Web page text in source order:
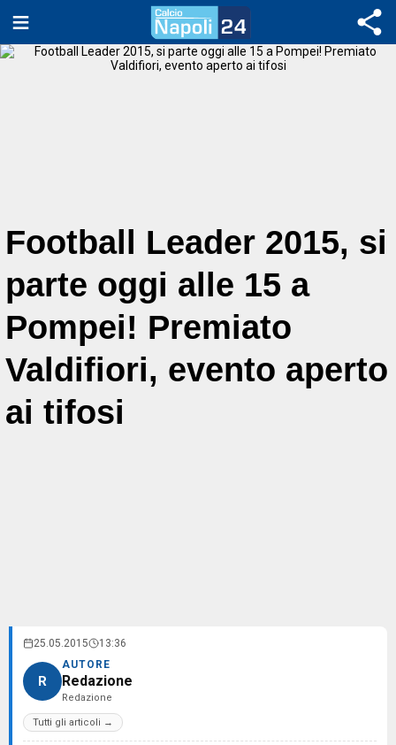
Football Leader 2015, si
parte oggi alle 15 a
Pompei! Premiato
Valdifiori, evento aperto
ai tifosi
25.05.2015 13:36
R
AUTORE
Redazione
Redazione
Tutti gli articoli →